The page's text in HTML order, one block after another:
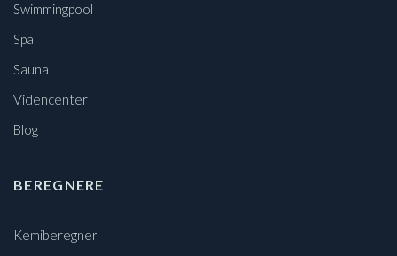
Swimmingpool
Spa
Sauna
Videncenter
Blog
BEREGNERE
Kemiberegner